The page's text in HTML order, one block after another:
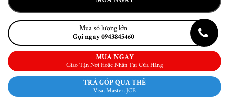
Mua số lượng lớn
Gọi ngay 0943845460
MUA NGAY
Giao Tận Nơi Hoặc Nhận Tại Cửa Hàng
TRẢ GÓP QUA THẺ
Visa, Master, JCB